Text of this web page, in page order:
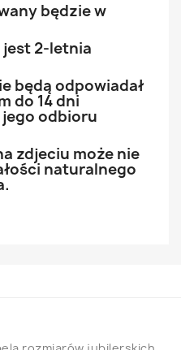
będzie w
jest 2-letnia
będą odpowiadał
do 14 dni
odbioru
zdjeciu może nie
naturalnego